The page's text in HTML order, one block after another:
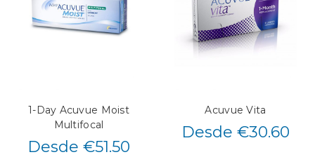
1-Day Acuvue Moist
Multifocal
Desde €51.50
Acuvue Vita
Desde €30.60